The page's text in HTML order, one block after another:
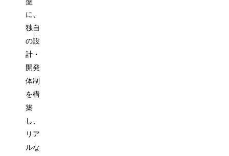
に、
独自
の設
計・
開発
体制
を構
築
し、
リア
ルな